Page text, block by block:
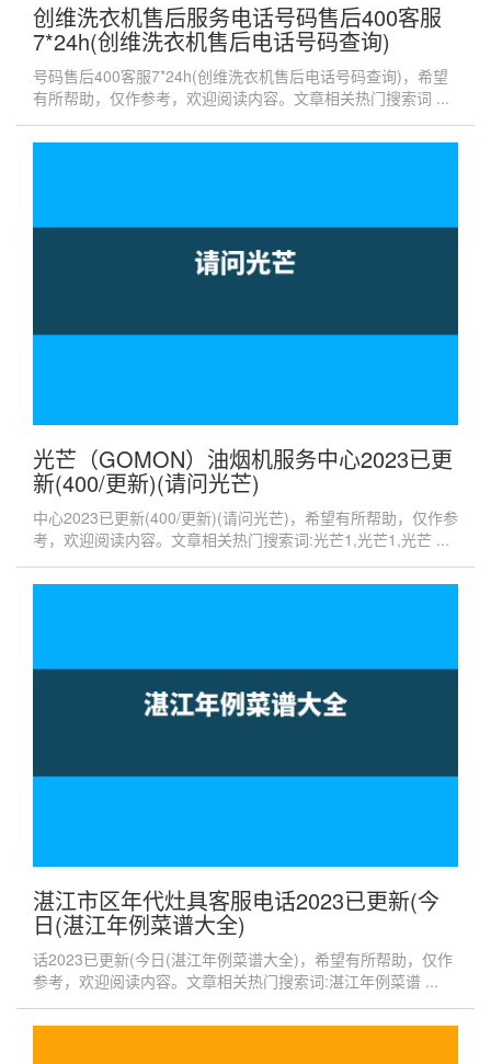
创维洗衣机售后服务电话号码售后400客服
7*24h(创维洗衣机售后电话号码查询)
号码售后400客服7*24h(创维洗衣机售后电话号码查询)，希望
有所帮助，仅作参考，欢迎阅读内容。文章相关热门搜索词 ...
光芒（GOMON）油烟机服务中心2023已更
新(400/更新)(请问光芒)
中心2023已更新(400/更新)(请问光芒)，希望有所帮助，仅作参
考，欢迎阅读内容。文章相关热门搜索词:光芒1,光芒1,光芒 ...
湛江市区年代灶具客服电话2023已更新(今
日(湛江年例菜谱大全)
话2023已更新(今日(湛江年例菜谱大全)，希望有所帮助，仅作
参考，欢迎阅读内容。文章相关热门搜索词:湛江年例菜谱 ...